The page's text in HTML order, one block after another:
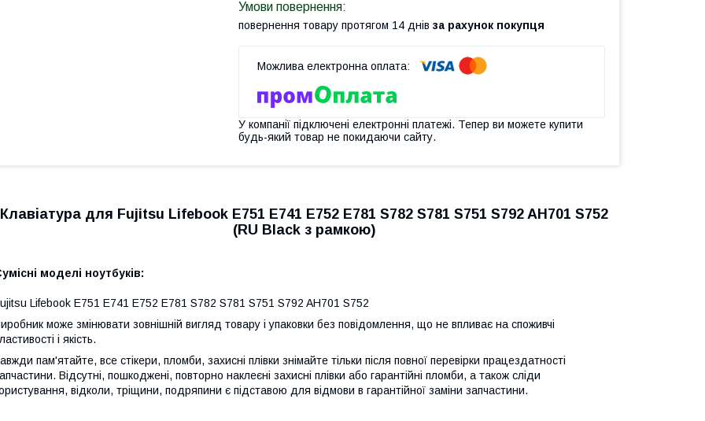
повернення товару протягом 14 днів за рахунок покупця
У компанії підключені електронні платежі. Тепер ви можете купити
будь-який товар не покидаючи сайту.
Клавіатура для Fujitsu Lifebook E751 E741 E752 E781 S782 S781 S751 S792 AH701 S752
(RU Black з рамкою)
моделі ноутбуків:
Lifebook E751 E741 E752 E781 S782 S781 S751 S792 AH701 S752
може змінювати зовнішній вигляд товару і упаковки без повідомлення, що не впливає на споживчі
і якість.
пам'ятайте, все стікери, пломби, захисні плівки знімайте тільки після повної перевірки працездатності
Відсутні, пошкоджені, повторно наклеєні захисні плівки або гарантійні пломби, а також сліди
відколи, тріщини, подряпини є підставою для відмови в гарантійної заміни запчастини.